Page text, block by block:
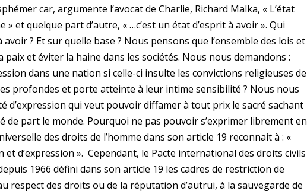
car, argumente l’avocat de Charlie, Richard Malka, « L’état
et quelque part d’autre, « …c’est un état d’esprit à avoir ». Qui
? Et sur quelle base ? Nous pensons que l’ensemble des lois et
et éviter la haine dans les sociétés. Nous nous demandons :
dans une nation si celle-ci insulte les convictions religieuses de
profondes et porte atteinte à leur intime sensibilité ? Nous nous
d’expression qui veut pouvoir diffamer à tout prix le sacré sachant
de part le monde. Pourquoi ne pas pouvoir s’exprimer librement en
des droits de l’homme dans son article 19 reconnait à : «
d’expression ». Cependant, le Pacte international des droits civils
1966 défini dans son article 19 les cadres de restriction de
respect des droits ou de la réputation d’autrui, à la sauvegarde de